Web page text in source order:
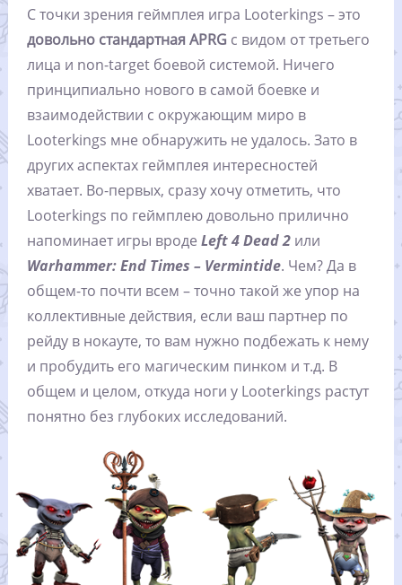
С точки зрения геймплея игра Looterkings – это
довольно стандартная APRG с видом от третьего
лица и non-target боевой системой. Ничего
принципиально нового в самой боевке и
взаимодействии с окружающим миро в
Looterkings мне обнаружить не удалось. Зато в
других аспектах геймплея интересностей
хватает. Во-первых, сразу хочу отметить, что
Looterkings по геймплею довольно прилично
напоминает игры вродеLeft 4 Dead 2 или
Warhammer: End Times – Vermintide. Чем? Да в
общем-то почти всем – точно такой же упор на
коллективные действия, если ваш партнер по
рейду в нокауте, то вам нужно подбежать к нему
и пробудить его магическим пинком и т.д. В
общем и целом, откуда ноги у Looterkings растут
понятно без глубоких исследований.